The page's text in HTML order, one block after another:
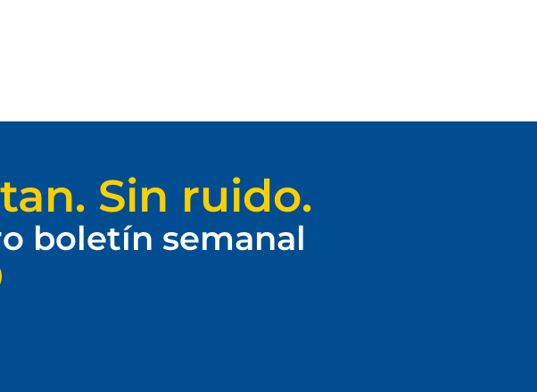
Sin ruido.
boletín semanal